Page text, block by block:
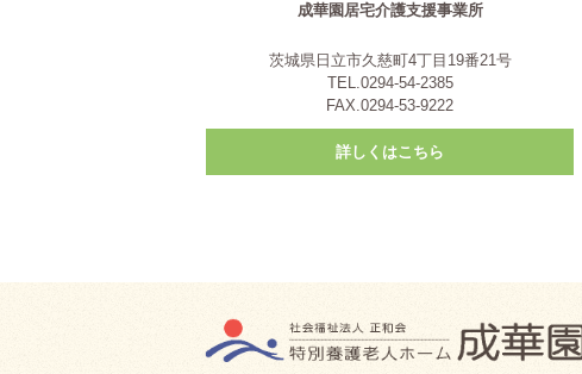
成華園居宅介護支援事業所
茨城県日立市久慈町4丁目19番21号
TEL.0294-54-2385
FAX.0294-53-9222
詳しくはこちら